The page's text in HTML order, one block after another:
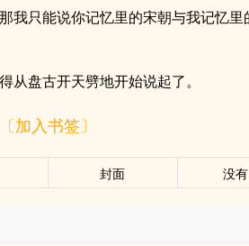
我只能说你记忆里的宋朝与我记忆里
从盘古开天劈地开始说起了。
〔加入书签〕
封面 没